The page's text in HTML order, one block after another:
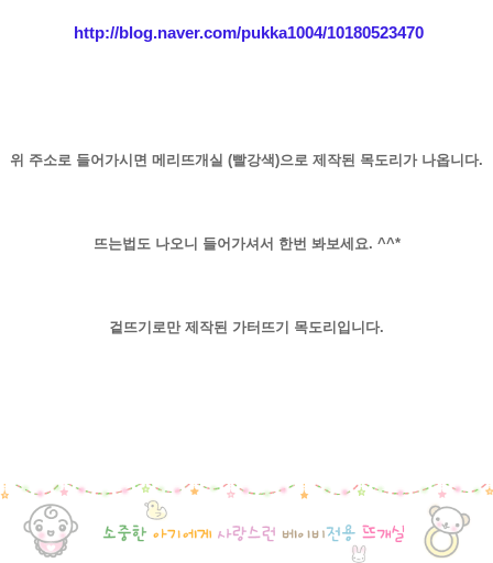
http://blog.naver.com/pukka1004/10180523470
위 주소로 들어가시면 메리뜨개실 (빨강색)으로 제작된 목도리가 나옵니다.
뜨는법도 나오니 들어가셔서 한번 봐보세요. ^^*
겉뜨기로만 제작된 가터뜨기 목도리입니다.